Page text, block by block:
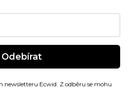
Odebírat
newsletteru Ecwid. Z odběru se mohu